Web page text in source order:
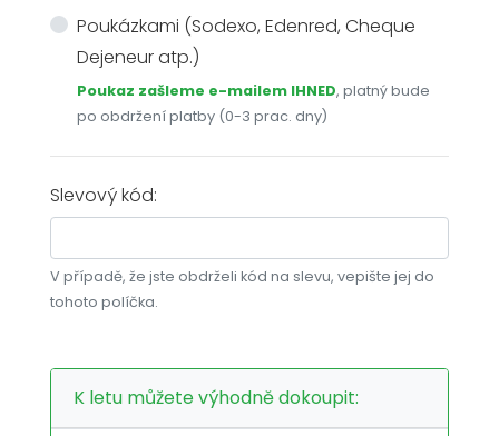
Poukázkami (Sodexo, Edenred, Cheque
Dejeneur atp.)
Poukaz zašleme e-mailem IHNED, platný bude
po obdržení platby (0-3 prac. dny)
Slevový kód:
V případě, že jste obdrželi kód na slevu, vepište jej do
tohoto políčka.
K letu můžete výhodně dokoupit: